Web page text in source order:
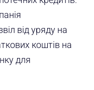
від уряду на
коштів на
для